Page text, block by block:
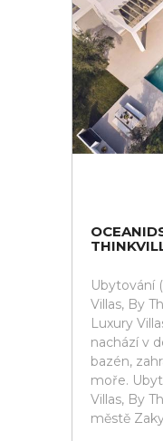
Ubytování
Villas, By
Luxury
nachází v
bazén,
moře.
Villas, By
městě